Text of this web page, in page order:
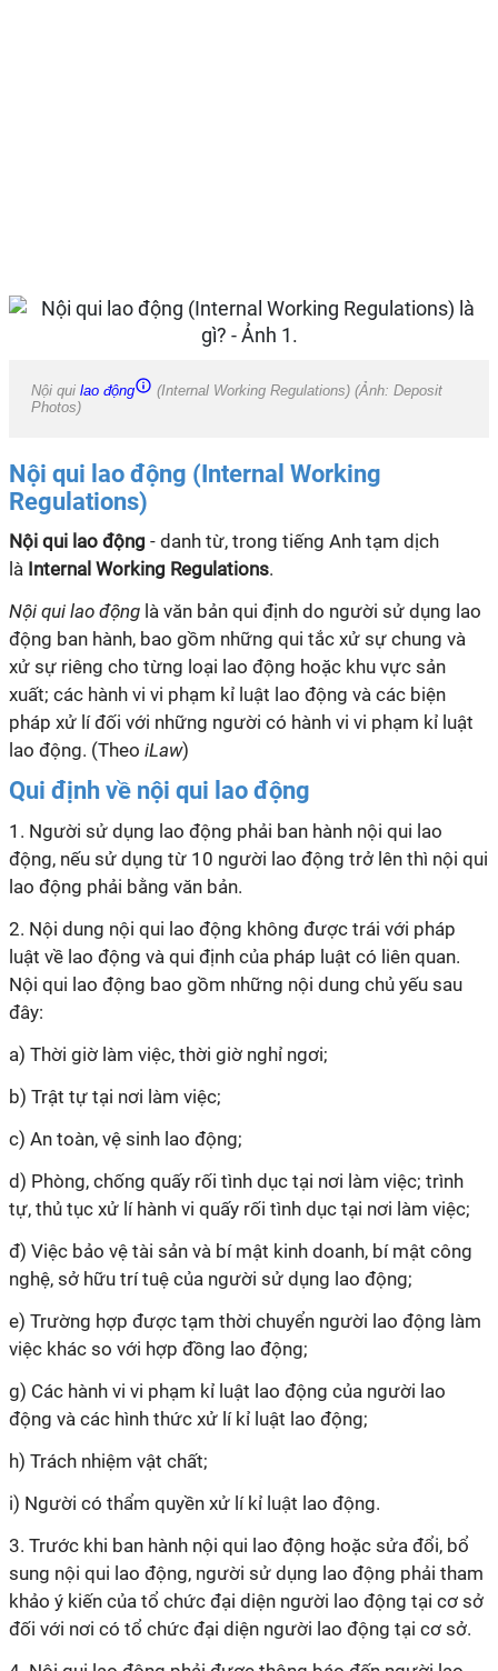
Nội qui lao động
(Internal Working Regulations) (Ảnh: Deposit
Photos)
Nội qui lao động (Internal Working
Regulations)
Nội qui lao động - danh từ, trong tiếng Anh tạm dịch
là Internal Working Regulations.
Nội qui lao động là văn bản qui định do người sử dụng lao
động ban hành, bao gồm những qui tắc xử sự chung và
xử sự riêng cho từng loại lao động hoặc khu vực sản
xuất; các hành vi vi phạm kỉ luật lao động và các biện
pháp xử líđối với những người có hành vi vi phạm kỉ luật
lao động. (Theo iLaw)
Qui định về nội qui lao động
1. Người sử dụng lao động phải ban hành nội qui lao
động, nếu sử dụng từ 10 người lao động trở lên thì nội qui
lao động phải bằng văn bản.
2. Nội dung nội qui lao động không được trái với pháp
luật về lao động và qui định của pháp luật có liên quan.
Nội qui lao động bao gồm những nội dung chủ yếu sau
đây:
a) Thời giờ làm việc, thời giờ nghỉ ngơi;
b) Trật tự tại nơi làm việc;
c) An toàn, vệ sinh lao động;
d) Phòng, chống quấy rối tình dục tại nơi làm việc; trình
tự, thủ tục xử líhành vi quấy rối tình dục tại nơi làm việc;
đ) Việc bảo vệ tài sản và bí mật kinh doanh, bí mật công
nghệ, sở hữu trí tuệ của người sử dụng lao động;
e) Trường hợp được tạm thời chuyển người lao động làm
việc khác so với hợp đồng lao động;
g) Các hành vi vi phạm kỉ luật lao động của người lao
động và các hình thức xử lí kỉ luật lao động;
h) Trách nhiệm vật chất;
i) Người có thẩm quyền xử lí kỉ luật lao động.
3. Trước khi ban hành nội qui lao động hoặc sửa đổi, bổ
sung nội qui lao động, người sử dụng lao động phải tham
khảo ý kiến của tổ chức đại diện người lao động tại cơ sở
đối với nơi có tổ chức đại diện người lao động tại cơ sở.